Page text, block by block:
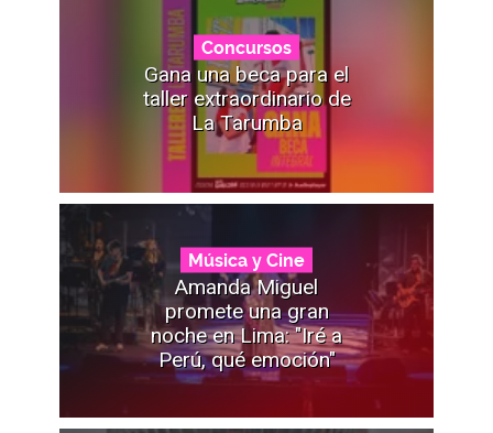
Concursos
Gana una beca para el
taller extraordinario de
La Tarumba
Música y Cine
Amanda Miguel
promete una gran
noche en Lima: "Iré a
Perú, qué emoción"